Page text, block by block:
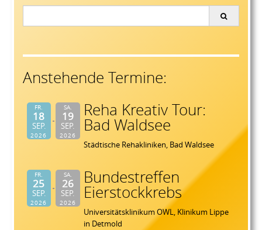
Anstehende Termine:
FR.
18
SEP.
2026
SA.
19
SEP.
2026
Reha Kreativ Tour:
Bad Waldsee
Städtische Rehakliniken, Bad Waldsee
FR.
25
SEP.
2026
SA.
26
SEP.
2026
Bundestreffen
Eierstockkrebs
Universitätsklinikum OWL, Klinikum Lippe
in Detmold